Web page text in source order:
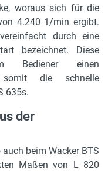
woraus sich für die
4.240 1/min ergibt.
durch eine
bezeichnet. Diese
Bediener einen
somit die schnelle
635s.
der
beim Wacker BTS
Maßen von L 820